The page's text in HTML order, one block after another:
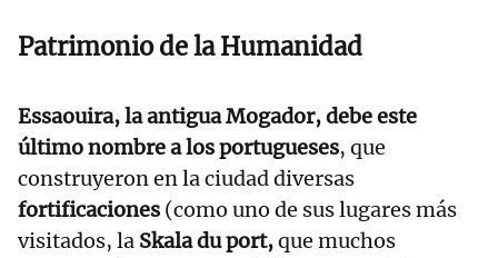
Patrimonio de la Humanidad
Essaouira, la antigua Mogador, debe este
último nombre a los portugueses, que
construyeron en la ciudad diversas
fortificaciones (como uno de sus lugares más
visitados, la Skala du port,que muchos